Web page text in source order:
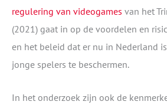
regulering van videogames van het
(2021) gaat in op de voordelen en
en het beleid dat er nu in Nederland
jonge spelers te beschermen.
In het onderzoek zijn ook de